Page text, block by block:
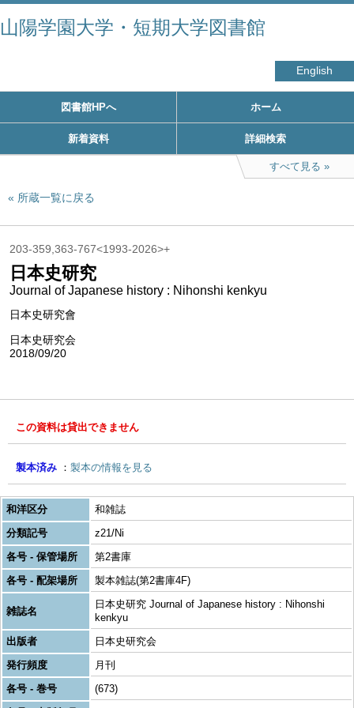
山陽学園大学・短期大学図書館
English
図書館HPへ ホーム
新着資料 詳細検索
すべて見る
所蔵一覧に戻る
203-359,363-767<1993-2026>+
日本史研究
Journal of Japanese history : Nihonshi kenkyu
日本史研究會
日本史研究会
2018/09/20
この資料は貸出できません
製本済み 製本の情報を見る
和洋区分
和雑誌
分類記号
z21/Ni
各号 - 保管場所
第2書庫
各号 - 配架場所
製本雑誌(第2書庫4F)
雑誌名
日本史研究 Journal of Japanese history : Nihonshi
kenkyu
出版者
日本史研究会
発行頻度
月刊
各号 - 巻号
(673)